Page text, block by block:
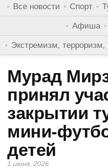
Все новости Спорт
Афиша
Экстремизм, терроризм,
Мурад
принял
закрытии
мини-
детей
1 июня, 2026